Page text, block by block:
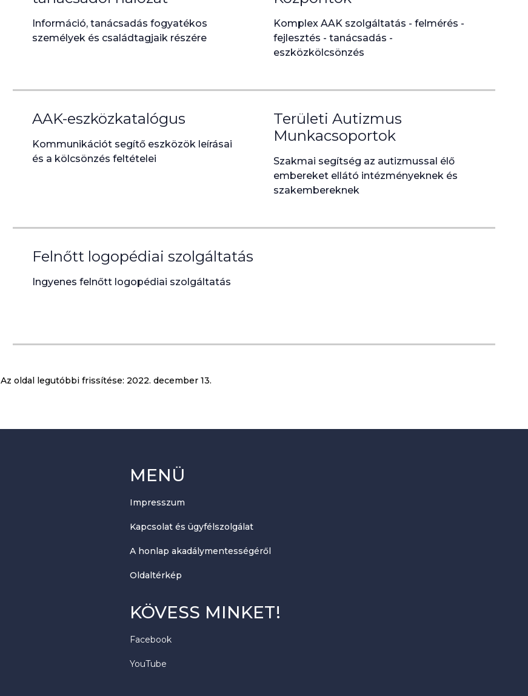
Információ, tanácsadás fogyatékos
személyek és családtagjaik részére
Komplex AAK szolgáltatás - felmérés -
fejlesztés - tanácsadás -
eszközkölcsönzés
AAK-eszközkatalógus
Kommunikációt segítő eszközök leírásai
és a kölcsönzés feltételei
Területi Autizmus
Munkacsoportok
Szakmai segítség az autizmussal élő
embereket ellátó intézményeknek és
szakembereknek
Felnőtt logopédiai szolgáltatás
Ingyenes felnőtt logopédiai szolgáltatás
Az oldal legutóbbi frissítése: 2022. december 13.
MENÜ
Impresszum
Kapcsolat és ügyfélszolgálat
A honlap akadálymentességéről
Oldaltérkép
KÖVESS MINKET!
Facebook
YouTube